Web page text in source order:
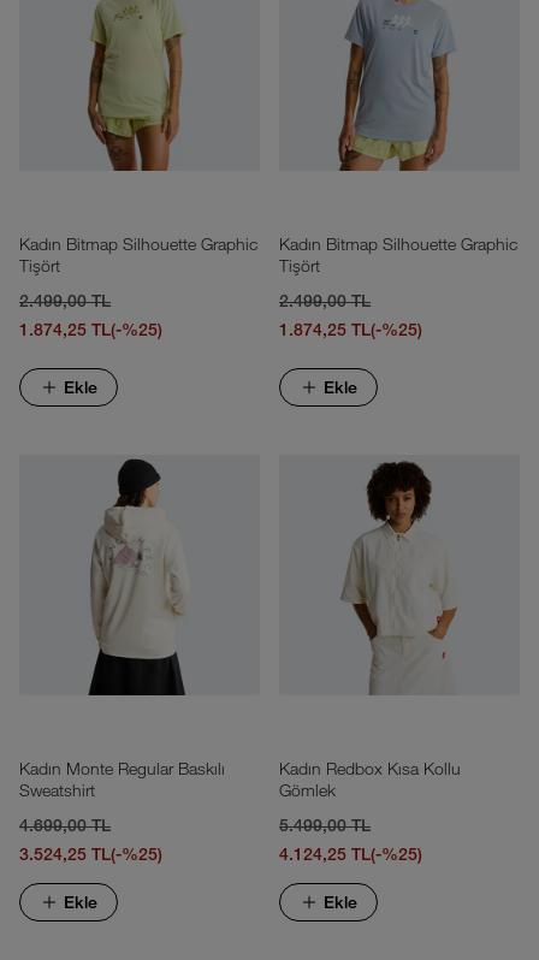
Kadın Bitmap Silhouette Graphic
Tişört
2.499,00 TL
1.874,25 TL(-%25)
Ekle
Kadın Bitmap Silhouette Graphic
Tişört
2.499,00 TL
1.874,25 TL(-%25)
Ekle
Kadın Monte Regular Baskılı
Sweatshirt
4.699,00 TL
3.524,25 TL(-%25)
Ekle
Kadın Redbox Kısa Kollu
Gömlek
5.499,00 TL
4.124,25 TL(-%25)
Ekle